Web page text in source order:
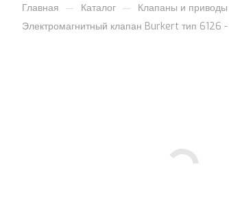
Главная — Каталог — Клапаны и приводы
Электромагнитный клапан Burkert тип